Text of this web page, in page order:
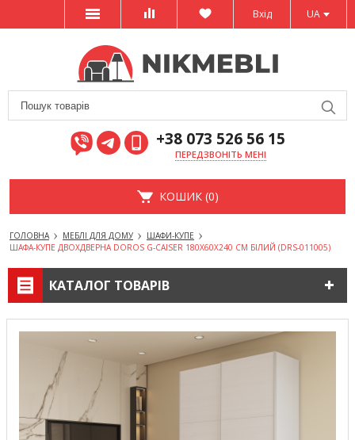
UA
Вхід
+38 073 526 56 15
ПЕРЕДЗВОНІТЬ МЕНІ
КОШИК (0)
ГОЛОВНА МЕБЛІ ДЛЯ ДОМУ
ШАФИ-КУПЕ
ШАФА-КУПЕ ДВОХДВЕРНА DOROS G-CAISER 180Х60Х240 СМ БІЛИЙ (DRS-011005)
КАТАЛОГ ТОВАРІВ